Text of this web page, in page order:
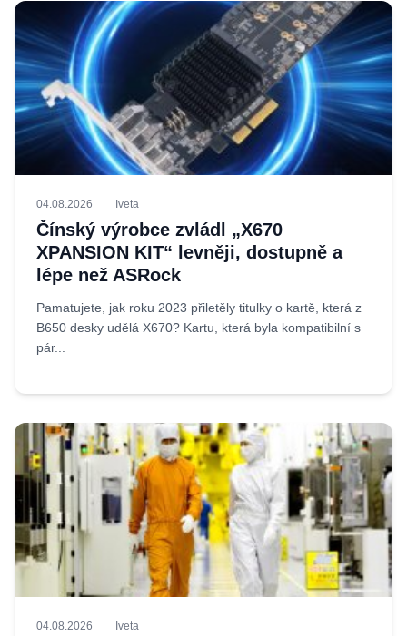
04.08.2026 Iveta
Čínský výrobce zvládl „X670
XPANSION KIT“ levněji, dostupně a
lépe než ASRock
Pamatujete, jak roku 2023 přiletěly titulky o kartě, která z
B650 desky udělá X670? Kartu, která byla kompatibilní s
pár...
04.08.2026 Iveta